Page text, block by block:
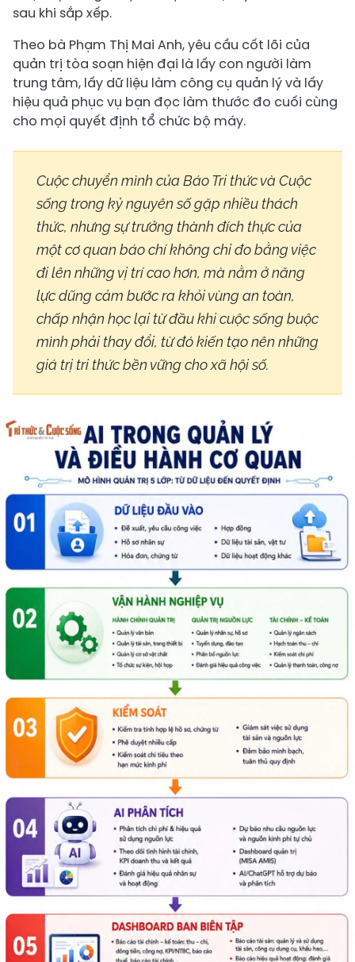
sau khi sắp xếp.
Theo bà Phạm Thị Mai Anh, yêu cầu cốt lõi của
quản trị tòa soạn hiện đại là lấy con người làm
trung tâm, lấy dữ liệu làm công cụ quản lý và lấy
hiệu quả phục vụ bạn đọc làm thước đo cuối cùng
cho mọi quyết định tổ chức bộ máy.
Cuộc chuyển mình của Báo Tri thức và Cuộc
sống trong kỷ nguyên số gặp nhiều thách
thức, nhưng sự trưởng thành đích thực của
một cơ quan báo chí không chỉ đo bằng việc
đi lên những vị trí cao hơn, mà nằm ở năng
lực dũng cảm bước ra khỏi vùng an toàn,
chấp nhận học lại từ đầu khi cuộc sống buộc
mình phải thay đổi, từ đó kiến tạo nên những
giá trị tri thức bền vững cho xã hội số.